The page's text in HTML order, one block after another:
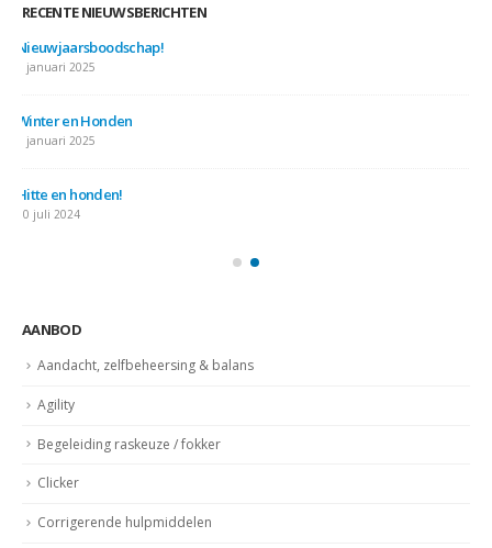
RECENTE NIEUWSBERICHTEN
Nieuwjaarsboodschap!
7 januari 2025
Winter en Honden
7 januari 2025
Hitte en honden!
10 juli 2024
AANBOD
Aandacht, zelfbeheersing & balans
Agility
Begeleiding raskeuze / fokker
Clicker
Corrigerende hulpmiddelen